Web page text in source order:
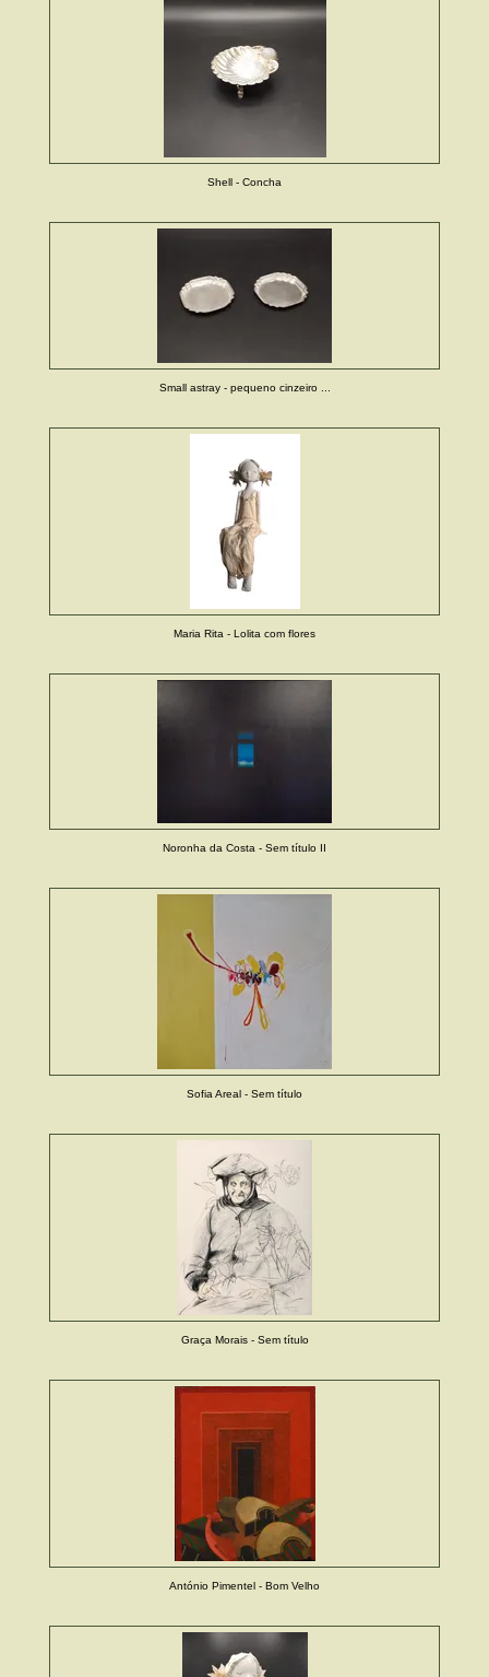
Shell - Concha
Small astray - pequeno cinzeiro ...
Maria Rita - Lolita com flores
Noronha da Costa - Sem título II
Sofia Areal - Sem título
Graça Morais - Sem título
António Pimentel - Bom Velho